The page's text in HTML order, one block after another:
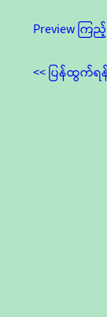
Preview ကြ
<< ပြန်ထွက်ရ